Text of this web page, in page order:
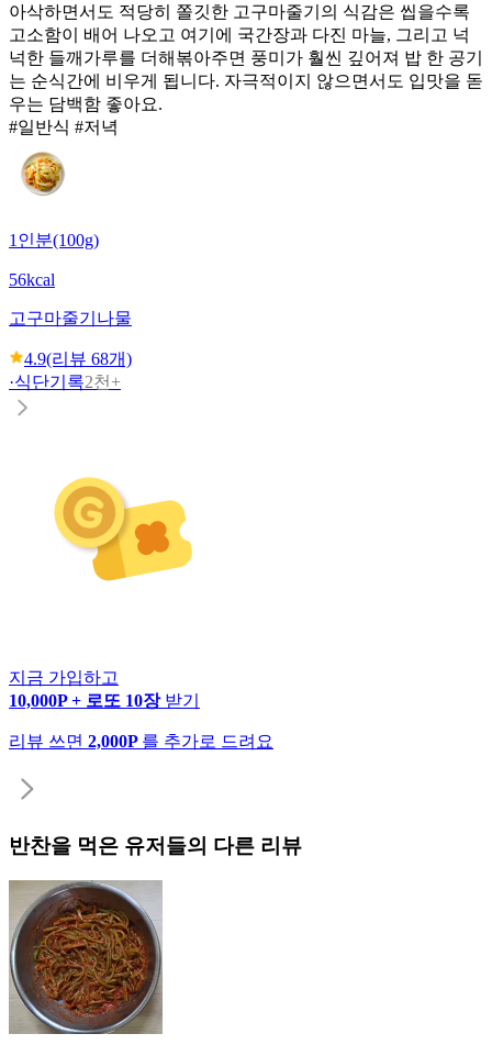
아삭하면서도 적당히 쫄깃한 고구마줄기의 식감은 씹을수록
고소함이 배어 나오고 여기에 국간장과 다진 마늘, 그리고 넉
넉한 들깨가루를 더해볶아주면 풍미가 훨씬 깊어져 밥 한 공기
는 순식간에 비우게 됩니다. 자극적이지 않으면서도 입맛을 돋
우는 담백함 좋아요.
#일반식 #저녁
1인분(100g)
56kcal
고구마줄기나물
4.9(리뷰 68개)
·식단기록2천+
지금 가입하고
10,000P + 로또 10장 받기
리뷰 쓰면 2,000P 를 추가로 드려요
반찬을 먹은 유저들의 다른 리뷰